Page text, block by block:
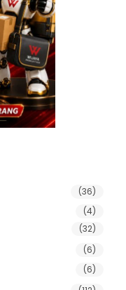
(36)
(4)
(32)
(6)
(6)